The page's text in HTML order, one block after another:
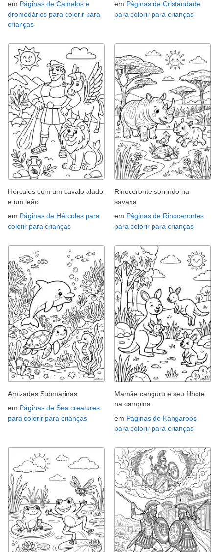
em Páginas de Camelos e
dromedários para colorir para
crianças
em Páginas de Cristandade
para colorir para crianças
Hércules com um cavalo alado
e um leão
em Páginas de Hércules para
colorir para crianças
Rinoceronte sorrindo na
savana
em Páginas de Rinocerontes
para colorir para crianças
Amizades Submarinas
em Páginas de Sea creatures
para colorir para crianças
Mamãe canguru e seu filhote
na campina
em Páginas de Kangaroos
para colorir para crianças